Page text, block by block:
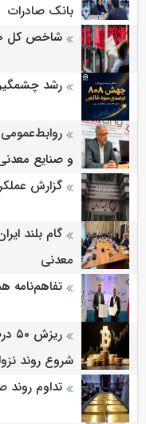
بانک صادرات
شاخص کل ۲۰ هزار واحد افت کرد
رشد چشمگیر
و صنایع
گزارش
گام بلند
معدنی
تفاهم‌نامه
شروع روند
تداوم